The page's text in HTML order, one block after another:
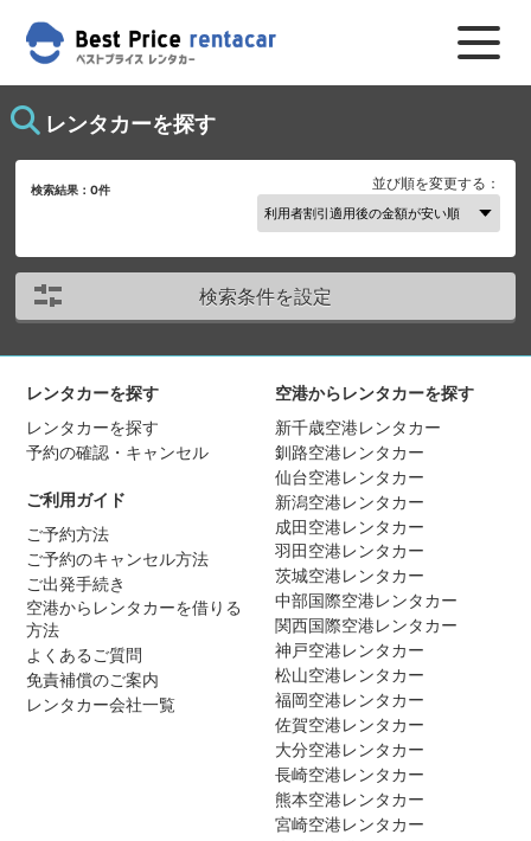
レンタカーを探す
検索結果：0件 並び順を変更する：
検索条件を設定
レンタカーを探す
レンタカーを探す
予約の確認・キャンセル
ご利用ガイド
ご予約方法
ご予約のキャンセル方法
ご出発手続き
空港からレンタカーを借りる
方法
よくあるご質問
免責補償のご案内
レンタカー会社一覧
空港からレンタカーを探す
新千歳空港レンタカー
釧路空港レンタカー
仙台空港レンタカー
新潟空港レンタカー
成田空港レンタカー
羽田空港レンタカー
茨城空港レンタカー
中部国際空港レンタカー
関西国際空港レンタカー
神戸空港レンタカー
松山空港レンタカー
福岡空港レンタカー
佐賀空港レンタカー
大分空港レンタカー
長崎空港レンタカー
熊本空港レンタカー
宮崎空港レンタカー